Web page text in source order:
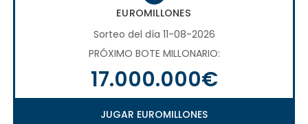
EUROMILLONES
Sorteo del día 11-08-2026
PRÓXIMO BOTE MILLONARIO:
17.000.000€
JUGAR EUROMILLONES